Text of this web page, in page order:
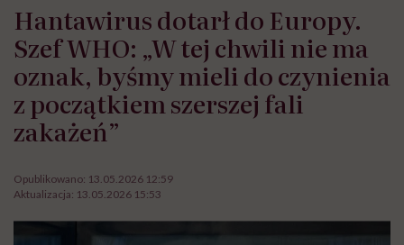
Hantawirus dotarł do Europy.
Szef WHO: „W tej chwili nie ma
oznak, byśmy mieli do czynienia
z początkiem szerszej fali
zakażeń”
Opublikowano: 13.05.2026 12:59
Aktualizacja: 13.05.2026 15:53